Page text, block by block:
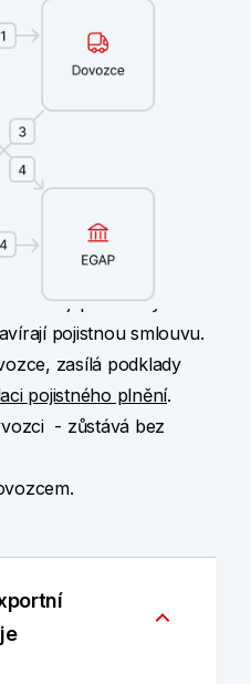
obchodní
exportní
exportního
financování
podmínky
závazku
podmínky s
pojistnou smlouvu.
zasílá podklady
pojistného plnění.
- zůstává bez